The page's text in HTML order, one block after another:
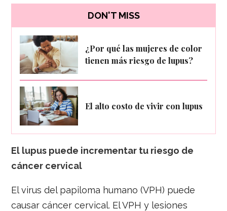
DON'T MISS
¿Por qué las mujeres de color
tienen más riesgo de lupus?
El alto costo de vivir con lupus
El lupus puede incrementar tu riesgo de
cáncer cervical
El virus del papiloma humano (VPH) puede
causar cáncer cervical. El VPH y lesiones